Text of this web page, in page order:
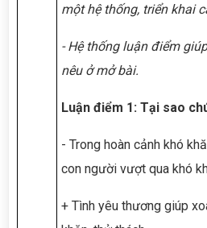
một hệ thống, triển khai
- Hệ thống luận điểm
nêu ở mở bài.
Luận điểm 1: Tại sao
- Trong hoàn cảnh khó
con người vượt qua khó
+ Tình yêu thương giúp